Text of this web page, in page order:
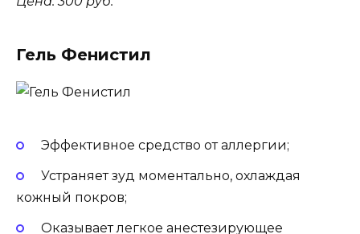
Гель Фенистил
Эффективное средство от аллергии;
Устраняет зуд моментально, охлаждая
кожный покров;
Оказывает легкое анестезирующее